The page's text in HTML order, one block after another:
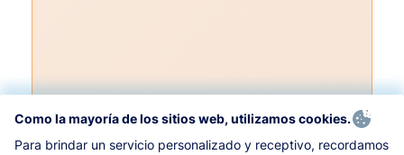
Como la mayoría de los sitios web, utilizamos cookies.
Para brindar un servicio personalizado y receptivo, recordamos